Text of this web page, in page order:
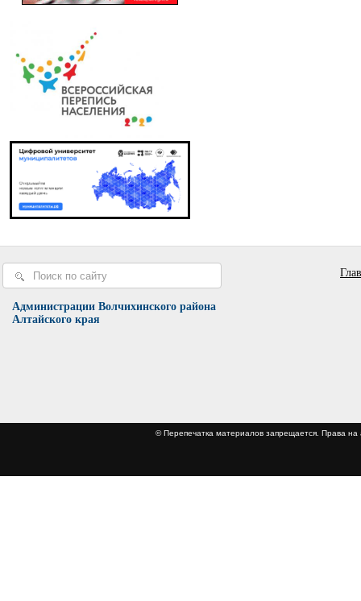
Администрации Волчихинского района
Алтайского края
© Перепечатка материалов запрещается.